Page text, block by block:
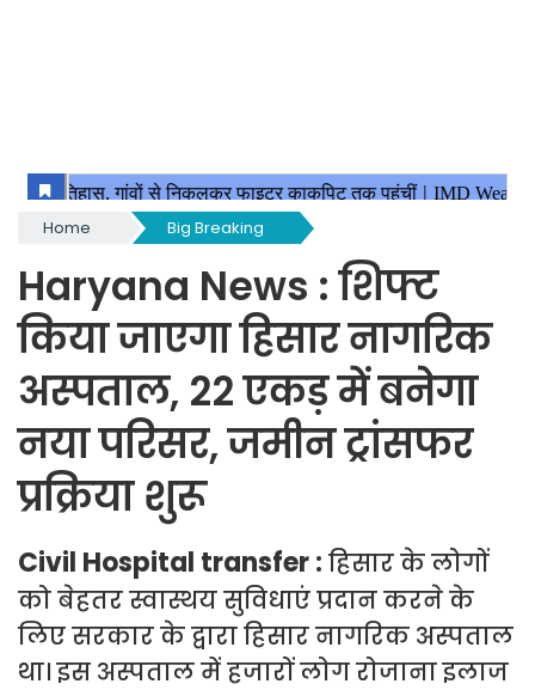
Home Big Breaking
Haryana News : शिफ्ट
किया जाएगा हिसार नागरिक
अस्पताल, 22 एकड़ में बनेगा
नया परिसर, जमीन ट्रांसफर
प्रक्रिया शुरू
Civil Hospital transfer : हिसार के लोगों
को बेहतर स्वास्थय सुविधाएं प्रदान करने के
लिए सरकार के द्वारा हिसार नागरिक अस्पताल
था। इस अस्पताल में हजारों लोग रोजाना इलाज